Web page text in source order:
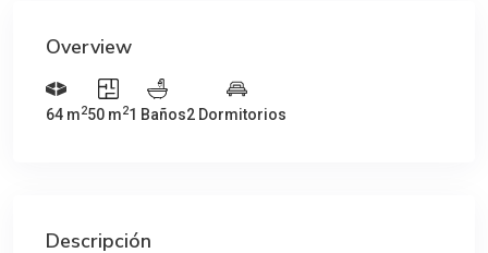
Overview
64 m250 m21 Baños2 Dormitorios
Descripción